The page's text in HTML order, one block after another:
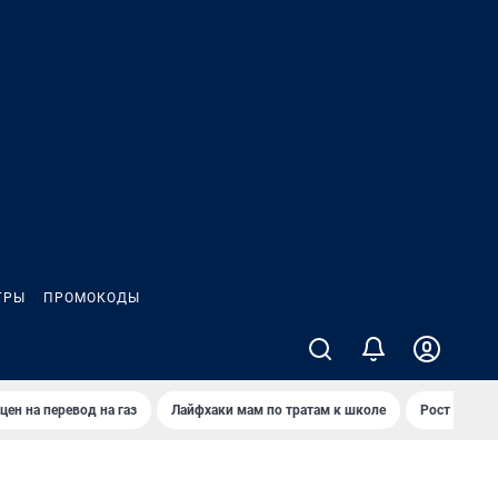
ПРОМОКОДЫ
на перевод на газ Лайфхаки мам по тратам к школе Рост цен на